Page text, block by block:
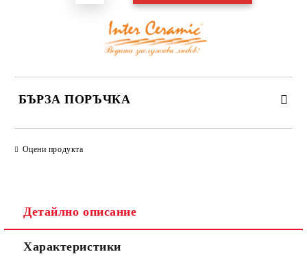
БЪРЗА ПОРЪЧКА
Ние ще се свържем с вас в рамките на работния ден.
Оцени продукта
Детайлно описание
Характеристики